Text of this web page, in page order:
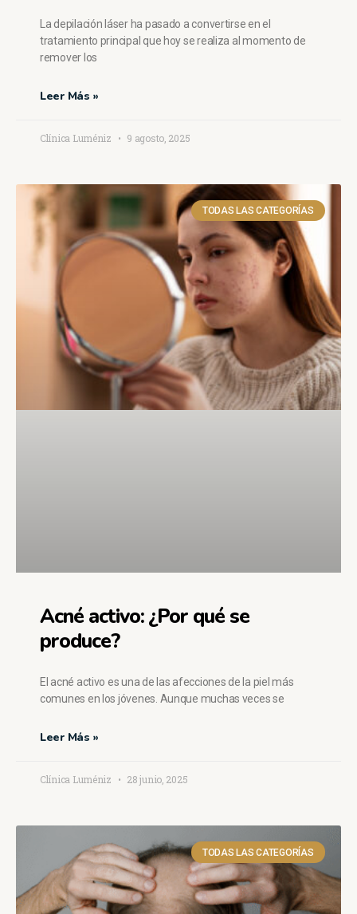
La depilación láser ha pasado a convertirse en el
tratamiento principal que hoy se realiza al momento de
remover los
Leer Más »
Clínica Luméniz 9 agosto, 2025
TODAS LAS CATEGORÍAS
Acné activo: ¿Por qué se
produce?
El acné activo es una de las afecciones de la piel más
comunes en los jóvenes. Aunque muchas veces se
Leer Más »
Clínica Luméniz 28 junio, 2025
TODAS LAS CATEGORÍAS